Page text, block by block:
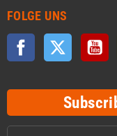
FOLGE UNS
Facebook Twitter